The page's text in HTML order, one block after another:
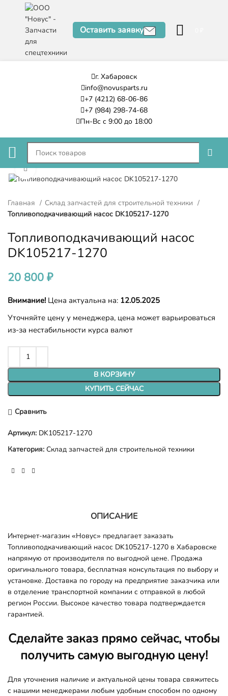
Оставить заявку
г. Хабаровск
info@novusparts.ru
+7 (4212) 68-06-86
+7 (984) 298-74-68
Пн-Вс с 9:00 до 18:00
Нажмите, чтобы увеличить
Главная
Склад запчастей для строительной техники
Топливоподкачивающий насос DK105217-1270
Топливоподкачивающий насос
DK105217-1270
20 800 ₽
Внимание! Цена актуальна на: 12.05.2025
Уточняйте цену у менеджера, цена может варьироваться
из-за нестабильности курса валют
В КОРЗИНУ
КУПИТЬ СЕЙЧАС
Сравнить
Артикул: DK105217-1270
Категория: Склад запчастей для строительной техники
ОПИСАНИЕ
Интернет-магазин «Новус» предлагает заказать
Топливоподкачивающий насос DK105217-1270 в Хабаровске
напрямую от производителя по выгодной цене. Продажа
оригинального товара, бесплатная консультация по выбору и
установке. Доставка по городу на предприятие заказчика или
в отделение транспортной компании с отправкой в любой
регион России. Высокое качество товара подтверждается
гарантией.
Сделайте заказ прямо сейчас, чтобы
получить самую выгодную цену!
Для уточнения наличие и актуальной цены товара свяжитесь
с нашими менеджерами любым удобным способом по одному